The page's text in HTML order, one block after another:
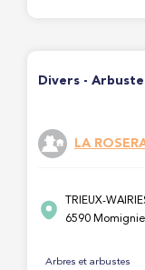
Divers -
LA
TRIEUX-
6590
Arbres et arbustes